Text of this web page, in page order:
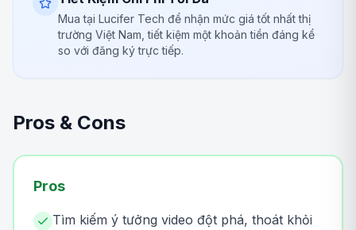
Mua tại Lucifer Tech để nhận mức giá tốt nhất thị
trường Việt Nam, tiết kiệm một khoản tiền đáng kể
so với đăng ký trực tiếp.
Pros & Cons
Pros
Tìm kiếm ý tưởng video đột phá, thoát khỏi